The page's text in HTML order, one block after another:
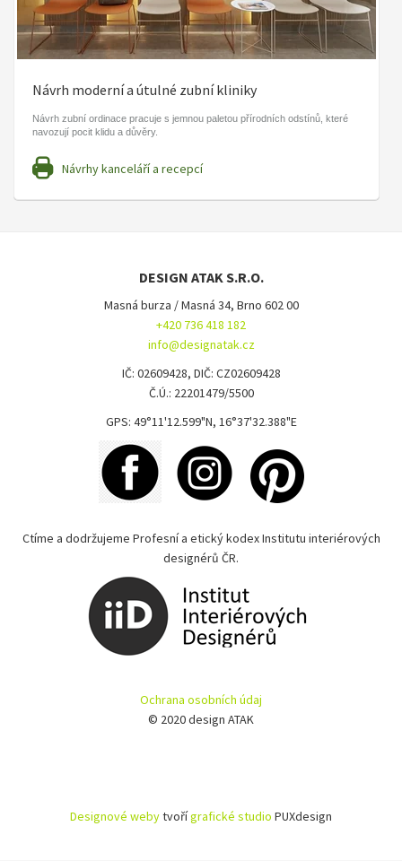
Návrh moderní a útulné zubní kliniky
Návrh zubní ordinace pracuje s jemnou paletou přírodních odstínů, které
navozují pocit klidu a důvěry.
Návrhy kanceláří a recepcí
DESIGN ATAK S.R.O.
Masná burza / Masná 34, Brno 602 00
+420 736 418 182
info@designatak.cz
IČ: 02609428, DIČ: CZ02609428
Č.Ú.: 22201479/5500
GPS: 49°11'12.599"N, 16°37'32.388"E
Ctíme a dodržujeme Profesní a etický kodex Institutu interiérových
designérů ČR.
Ochrana osobních údaj
© 2020 design ATAK
Designové webytvořígrafické studio PUXdesign